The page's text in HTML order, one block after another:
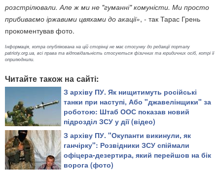
розстрілювали. Але ж ми не "гуманні" комуністи. Ми просто
прибиваємо іржавими цвяхами до акації», - так Тарас Грень
прокоментував фото.
Інформація, котра опублікована на цій сторінці не має стосунку до редакції порталу
patrioty.org.ua, всі права та відповідальність стосуються фізичних та юридичних осіб, котрі її
оприлюднили.
Читайте також на сайті:
З архіву ПУ. ​Як нищитимуть російські
танки при наступі, Або "джавелінщики" за
роботою: Штаб ООС показав новий
підрозділ ЗСУ у дії (відео)
З архіву ПУ. "Окупанти викинули, як
ганчірку": Розвідники ЗСУ спіймали
офіцера-дезертира, який перейшов на бік
ворога (фото)